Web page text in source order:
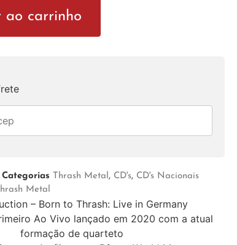
ao carrinho
Categorias Thrash Metal , CD's, CD's Nacionais
Metal
– Born to Thrash: Live in Germany
Ao Vivo lançado em 2020 com a atual
formação de quarteto